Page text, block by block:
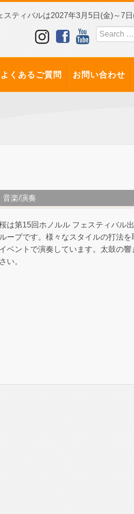
スティバルは2027年3月5日(金)～7
よくあるご質問 お問い合わせ
音楽/演奏
は第15回ホノルル フェスティバル
ープです。様々なスタイルの打法
ベントで演奏しています。太鼓の響
い。